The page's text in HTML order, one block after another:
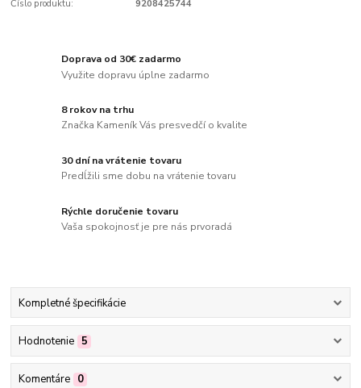
Číslo produktu: 9208425744
Doprava od 30€ zadarmo
Využite dopravu úplne zadarmo
8 rokov na trhu
Značka Kameník Vás presvedčí o kvalite
30 dní na vrátenie tovaru
Predĺžili sme dobu na vrátenie tovaru
Rýchle doručenie tovaru
Vaša spokojnosť je pre nás prvoradá
Kompletné špecifikácie
Hodnotenie 5
Komentáre 0